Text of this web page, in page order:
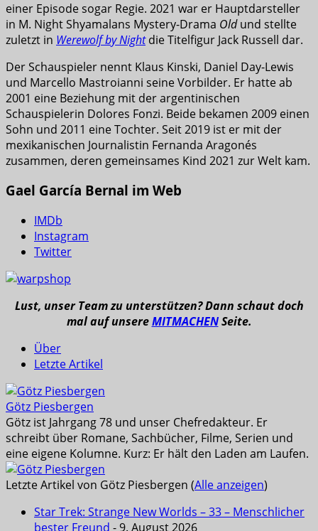
einer Episode sogar Regie. 2021 war er Hauptdarsteller
in M. Night Shyamalans Mystery-Drama Oldund stellte
zuletzt in Werewolf by Night die Titelfigur Jack Russell dar.
Der Schauspieler nennt Klaus Kinski, Daniel Day-Lewis
und Marcello Mastroianni seine Vorbilder. Er hatte ab
2001 eine Beziehung mit der argentinischen
Schauspielerin Dolores Fonzi. Beide bekamen 2009 einen
Sohn und 2011 eine Tochter. Seit 2019 ist er mit der
mexikanischen Journalistin Fernanda Aragonés
zusammen, deren gemeinsames Kind 2021 zur Welt kam.
Gael García Bernal im Web
IMDb
Instagram
Twitter
Lust, unser Team zu unterstützen? Dann schaut doch
mal auf unsereMITMACHENSeite.
Über
Letzte Artikel
Götz Piesbergen
Götz ist Jahrgang 78 und unser Chefredakteur. Er
schreibt über Romane, Sachbücher, Filme, Serien und
eine eigene Kolumne. Kurz: Er hält den Laden am Laufen.
Letzte Artikel von Götz Piesbergen (Alle anzeigen)
Star Trek: Strange New Worlds – 33 – Menschlicher
bester Freund - 9. August 2026